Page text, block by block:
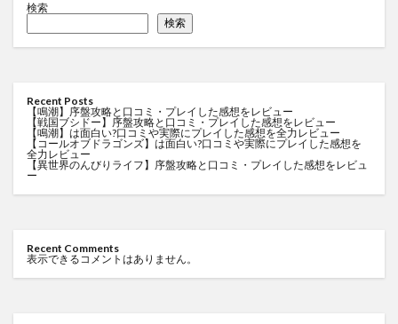
検索
検索
Recent Posts
【鳴潮】序盤攻略と口コミ・プレイした感想をレビュー
【戦国ブシドー】序盤攻略と口コミ・プレイした感想をレビュー
【鳴潮】は面白い?口コミや実際にプレイした感想を全力レビュー
【コールオブドラゴンズ】は面白い?口コミや実際にプレイした感想を
全力レビュー
【異世界のんびりライフ】序盤攻略と口コミ・プレイした感想をレビュ
ー
Recent Comments
表示できるコメントはありません。